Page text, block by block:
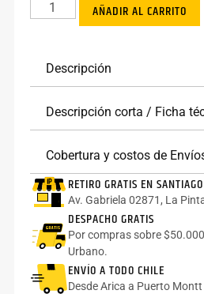
AÑADIR AL CARRITO
Descripción
Descripción corta / Ficha
Cobertura y costos de
RETIRO GRATIS EN SANTIAGO
Av. Gabriela 02871, La
DESPACHO GRATIS
Por compras sobre
Urbano.
ENVÍO A TODO CHILE
Desde Arica a Puerto